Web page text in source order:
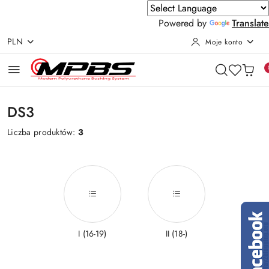
Powered by
Translate
Przejdź do treści głównej
Przejdź do wyszukiwarki
Przejdź do moje konto
Przejdź do menu głównego
Przejdź do stopki
PLN Moje konto
DS3
Liczba produktów:3
I (16-19) II (18-)